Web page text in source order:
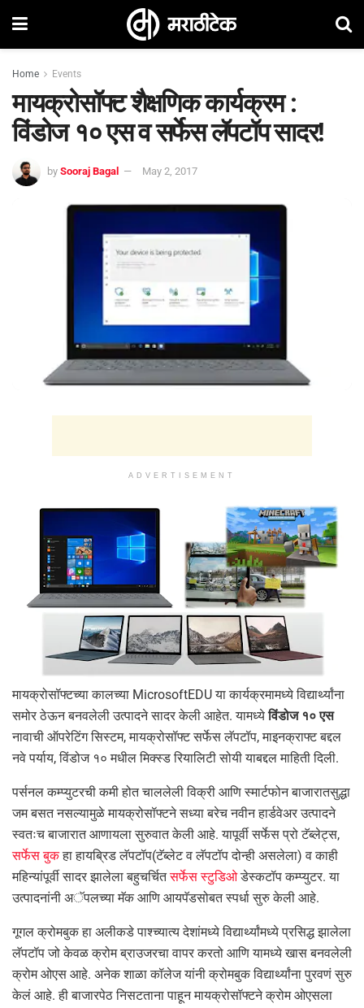
Home Events
मायक्रोसॉफ्ट शैक्षणिक कार्यक्रम :
विंडोज १० एस व सर्फेस लॅपटॉप सादर!
by Sooraj Bagal May 2, 2017
ADVERTISEMENT
मायक्रोसॉफ्टच्या कालच्या MicrosoftEDU या कार्यक्रमामध्ये विद्यार्थ्यांना
समोर ठेऊन बनवलेली उत्पादने सादर केली आहेत. यामध्येविंडोज १० एस
नावाची ऑपरेटिंग सिस्टम, मायक्रोसॉफ्ट सर्फेस लॅपटॉप, माइनक्राफ्ट बद्दल
नवे पर्याय, विंडोज १० मधील मिक्स्ड रियालिटी सोयी याबद्दल माहिती दिली.
पर्सनल कम्प्युटरची कमी होत चाललेली विक्री आणि स्मार्टफोन बाजारातसुद्धा
जम बसत नसल्यामुळे मायक्रोसॉफ्टने सध्या बरेच नवीन हार्डवेअर उत्पादने
स्वतःच बाजारात आणायला सुरुवात केली आहे. यापूर्वी सर्फेस प्रो टॅब्लेट्स,
सर्फेस बुकहा हायब्रिड लॅपटॉप(टॅब्लेट व लॅपटॉप दोन्ही असलेला) व काही
महिन्यांपूर्वी सादर झालेला बहुचर्चितसर्फेस स्टुडिओडेस्कटॉप कम्प्युटर. या
उत्पादनांनी अॅपलच्या मॅक आणि आयपॅडसोबत स्पर्धा सुरु केली आहे.
गूगल क्रोमबुक हा अलीकडे पाश्च्यात्य देशांमध्ये विद्यार्थ्यांमध्ये प्रसिद्ध झालेला
लॅपटॉप जो केवळ क्रोम ब्राउजरचा वापर करतो आणि यामध्ये खास बनवलेली
क्रोम ओएस आहे. अनेक शाळा कॉलेज यांनी क्रोमबुक विद्यार्थ्यांना पुरवणं सुरु
केलं आहे. ही बाजारपेठ निसटताना पाहून मायक्रोसॉफ्टने क्रोम ओएसला